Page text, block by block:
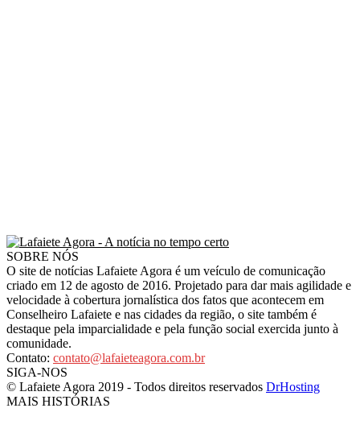
SOBRE NÓS
O site de notícias Lafaiete Agora é um veículo de comunicação
criado em 12 de agosto de 2016. Projetado para dar mais agilidade e
velocidade à cobertura jornalística dos fatos que acontecem em
Conselheiro Lafaiete e nas cidades da região, o site também é
destaque pela imparcialidade e pela função social exercida junto à
comunidade.
Contato: contato@lafaieteagora.com.br
SIGA-NOS
© Lafaiete Agora 2019 - Todos direitos reservados DrHosting
MAIS HISTÓRIAS